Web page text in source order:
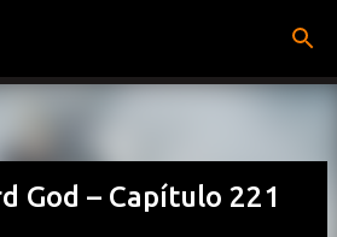
God – Capítulo 221